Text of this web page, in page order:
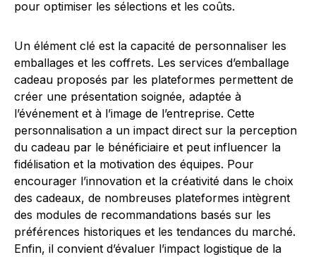
pour optimiser les sélections et les coûts.
Un élément clé est la capacité de personnaliser les
emballages et les coffrets. Les services d’emballage
cadeau proposés par les plateformes permettent de
créer une présentation soignée, adaptée à
l’événement et à l’image de l’entreprise. Cette
personnalisation a un impact direct sur la perception
du cadeau par le bénéficiaire et peut influencer la
fidélisation et la motivation des équipes. Pour
encourager l’innovation et la créativité dans le choix
des cadeaux, de nombreuses plateformes intègrent
des modules de recommandations basés sur les
préférences historiques et les tendances du marché.
Enfin, il convient d’évaluer l’impact logistique de la